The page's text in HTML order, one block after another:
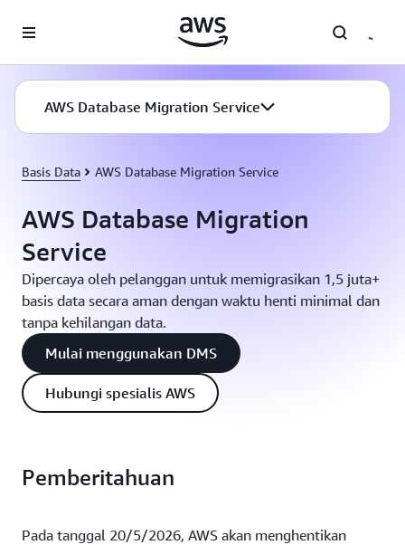
AWS Database Migration Service
Basis Data AWS Database Migration Service
AWS Database Migration
Service
Dipercaya oleh pelanggan untuk memigrasikan 1,5 juta+
basis data secara aman dengan waktu henti minimal dan
tanpa kehilangan data.
Mulai menggunakan DMS
Hubungi spesialis AWS
Pemberitahuan
Pada tanggal 20/5/2026, AWS akan menghentikan